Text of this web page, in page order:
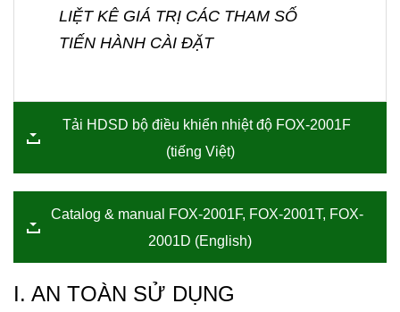
LIỆT KÊ GIÁ TRỊ CÁC THAM SỐ
TIẾN HÀNH CÀI ĐẶT
Tải HDSD bộ điều khiển nhiệt độ FOX-2001F
(tiếng Việt)
Catalog & manual FOX-2001F, FOX-2001T, FOX-
2001D (English)
I. AN TOÀN SỬ DỤNG